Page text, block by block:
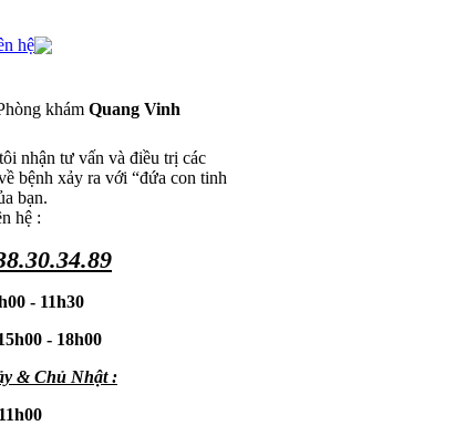
hệ
khám Quang Vinh
nhận tư vấn và điều trị các
bệnh xảy ra với “đứa con tinh
bạn.
hệ :
- 11h30
- 18h00
& Chủ Nhật :